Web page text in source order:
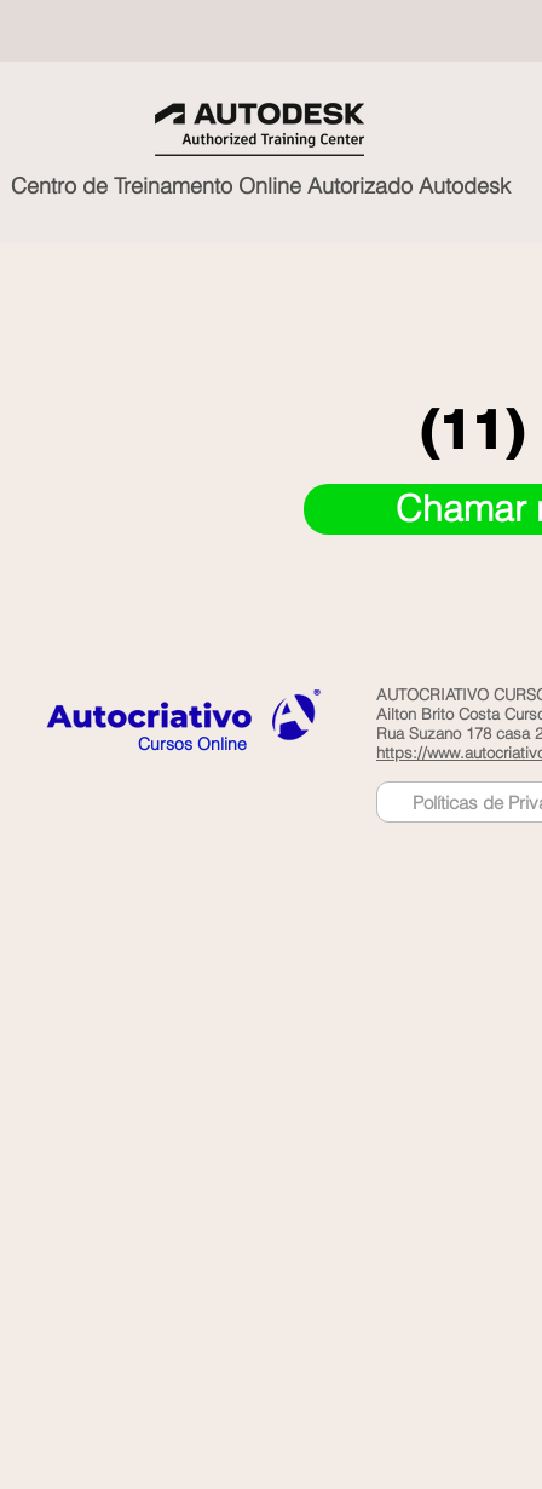
Centro de Treinamento Online Autorizado Autodesk
(11)
Cursos Online
AUTOCRIATIVO
Ailton Brito Costa
Rua Suzano 178 casa
https://
Políticas de